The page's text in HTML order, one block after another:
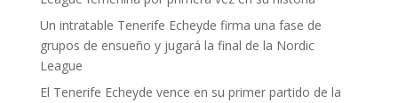
Un intratable Tenerife Echeyde firma una fase de
grupos de ensueño y jugará la final de la Nordic
League
El Tenerife Echeyde vence en su primer partido de la